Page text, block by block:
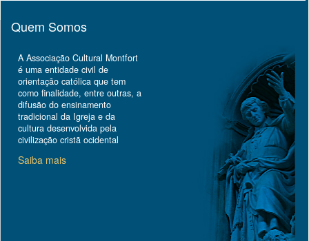
Quem Somos
A Associação Cultural Montfort
é uma entidade civil de
orientação católica que tem
como finalidade, entre outras, a
difusão do ensinamento
tradicional da Igreja e da
cultura desenvolvida pela
civilização cristã ocidental
Saiba mais